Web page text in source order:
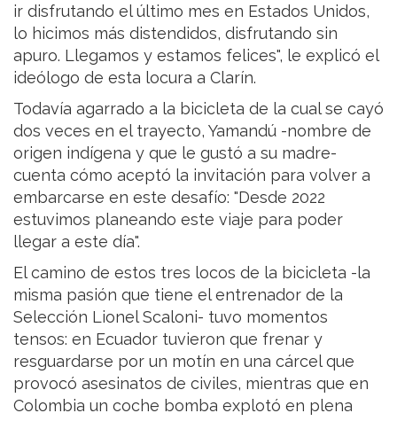
ir disfrutando el último mes en Estados Unidos,
lo hicimos más distendidos, disfrutando sin
apuro. Llegamos y estamos felices", le explicó el
ideólogo de esta locura a Clarín.
Todavía agarrado a la bicicleta de la cual se cayó
dos veces en el trayecto, Yamandú -nombre de
origen indígena y que le gustó a su madre-
cuenta cómo aceptó la invitación para volver a
embarcarse en este desafío: "Desde 2022
estuvimos planeando este viaje para poder
llegar a este día".
El camino de estos tres locos de la bicicleta -la
misma pasión que tiene el entrenador de la
Selección Lionel Scaloni- tuvo momentos
tensos: en Ecuador tuvieron que frenar y
resguardarse por un motín en una cárcel que
provocó asesinatos de civiles, mientras que en
Colombia un coche bomba explotó en plena